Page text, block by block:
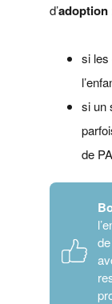
d’adoption
si les
si un
de